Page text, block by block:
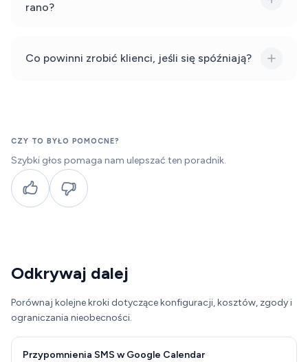
rano?
Co powinni zrobić klienci, jeśli się spóźniają?
CZY TO BYŁO POMOCNE?
Szybki głos pomaga nam ulepszać ten poradnik.
PomocneNiepomocne
Odkrywaj dalej
Porównaj kolejne kroki dotyczące konfiguracji, kosztów, zgody i
ograniczania nieobecności.
Przypomnienia SMS w Google Calendar